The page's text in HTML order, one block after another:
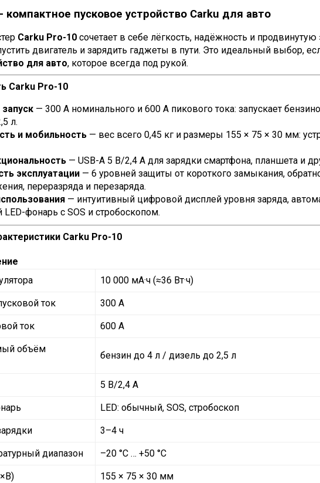
компактное пусковое устройство Carku для авто
Carku Pro-10 сочетает в себе лёгкость, надёжность и
двигатель и зарядить гаджеты в пути. Это идеальный выбор,
для авто, которое всегда под рукой.
Carku Pro-10
— 300 А номинального и 600 А пикового тока: запускает
л.
и мобильность — вес всего 0,45 кг и размеры 155 × 75 × 30 мм:
— USB-A 5 В/2,4 А для зарядки смартфона, планшета и
эксплуатации — 6 уровней защиты от короткого замыкания,
переразряда и перезаряда.
— интуитивный цифровой дисплей уровня заряда,
LED-фонарь с SOS и стробоскопом.
Carku Pro-10
10 000 мА·ч (≈36 Вт·ч)
ток 300 А
ток 600 А
объём
бензин до 4 л / дизель до 2,5 л
5 В/2,4 А
LED: обычный, SOS, стробоскоп
3–4 ч
диапазон –20 °C … +50 °C
155 × 75 × 30 мм